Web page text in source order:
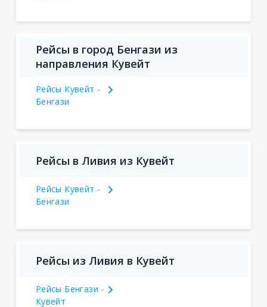
Рейсы в город Бенгази из
направления Кувейт
Рейсы Кувейт -
Бенгази
Рейсы в Ливия из Кувейт
Рейсы Кувейт -
Бенгази
Рейсы из Ливия в Кувейт
Рейсы Бенгази -
Кувейт